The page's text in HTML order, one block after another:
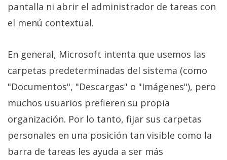
Sobre
nosotros
Publicidad
Cambiar
opciones
de
privacidad
Aviso
Legal
pantalla ni abrir el administrador de tareas con
el menú contextual.
En general, Microsoft intenta que usemos las
carpetas predeterminadas del sistema (como
"Documentos", "Descargas" o "Imágenes"), pero
muchos usuarios prefieren su propia
organización. Por lo tanto, fijar sus carpetas
personales en una posición tan visible como la
barra de tareas les ayuda a ser más